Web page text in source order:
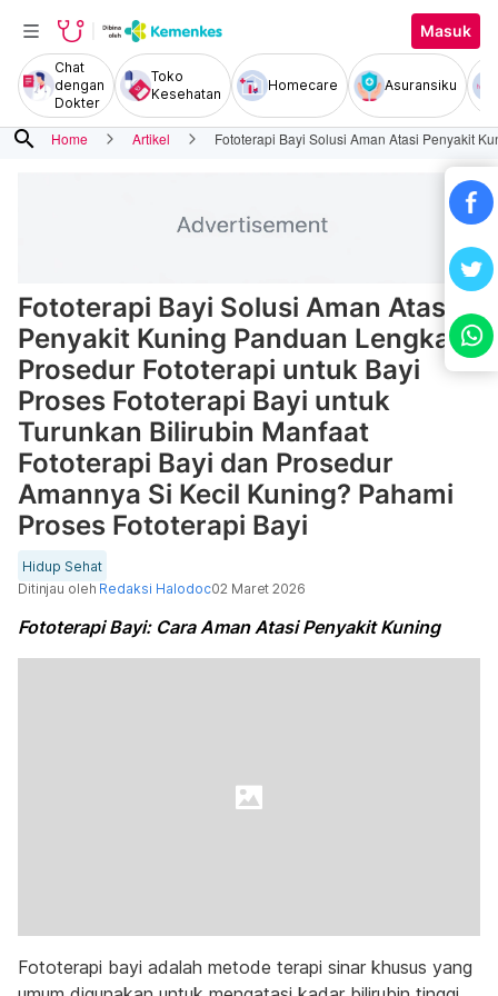
Masuk
Chat
dengan
Dokter
Toko
Kesehatan
Homecare Asuransiku
search Home Artikel Fototerapi Bayi Solusi Aman Atasi Penyakit
Fototerapi Bayi Solusi Aman Atasi
Penyakit Kuning Panduan Lengkap
Prosedur Fototerapi untuk Bayi
Proses Fototerapi Bayi untuk
Turunkan Bilirubin Manfaat
Fototerapi Bayi dan Prosedur
Amannya Si Kecil Kuning? Pahami
Proses Fototerapi Bayi
Hidup Sehat
Ditinjau oleh Redaksi Halodoc02 Maret 2026
Fototerapi Bayi: Cara Aman Atasi Penyakit Kuning
Fototerapi bayi adalah metode terapi sinar khusus yang